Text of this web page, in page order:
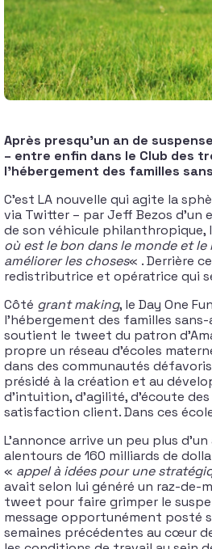
Après presqu’un an de
– entre enfin dans le Club des
l’hébergement des familles
C’est LA nouvelle qui agite la
via Twitter – par Jeff Bezos d’un
de son véhicule philanthropique,
où est le bon dans le monde et le
améliorer les choses« . Derrière
redistributrice et opératrice qui
Côté grant making, le Day One
l’hébergement des familles
soutient le tweet du patron
propre un réseau d’écoles
dans des communautés
présidé à la création et au
d’intuition, d’agilité, d’écoute
satisfaction client. Dans ces
L’annonce arrive un peu plus
alentours de 160 milliards de
« appel à idées pour une
avait selon lui généré un raz-de-
tweet pour faire grimper le
message opportunément posté
semaines précédentes au cœur